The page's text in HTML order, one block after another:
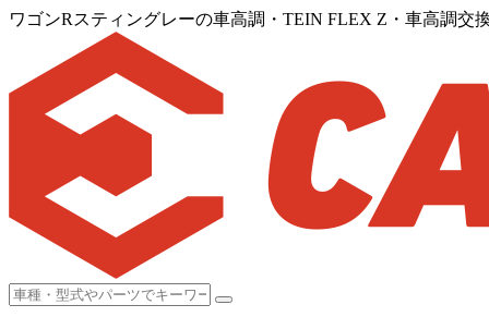
ワゴンRスティングレーの車高調・TEIN FLEX Z・車高調交